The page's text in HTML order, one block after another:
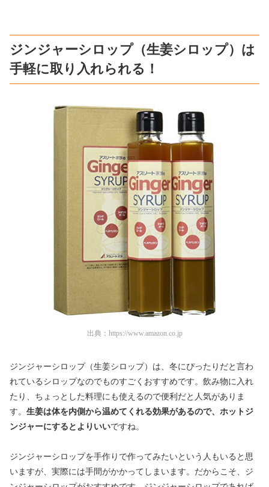
ジンジャーシロップ（生姜シロップ）は
手軽に取り入れられる！
出典： https://www.amazon.co.jp
ジンジャーシロップ（生姜シロップ）は、冬にぴったりだと言わ
れているシロップなのでものすごくおすすめです。飲み物に入れ
たり、ちょっとした料理にも使えるので便利だと人気がありま
す。 生姜は体を内側から温めてくれる効果があるので、ホットジ
ンジャーにするとよりいいですね。
ジンジャーシロップを手作りで作ってみたいという人もいると思
いますが、実際には手間がかかってしまいます。だからこそ、ジ